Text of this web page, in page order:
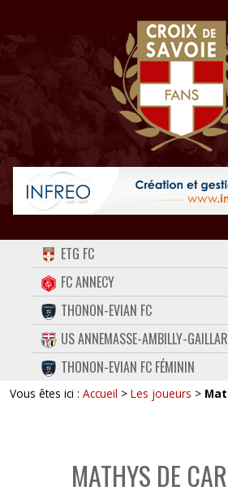
ACCUEIL
FORUM
CONTACT
FACEBOOK
TWITTER
ETG FC
FC ANNECY
THONON-EVIAN FC
US ANNEMASSE-AMBILLY-
THONON-EVIAN FC FÉMININ
Vous êtes ici : Accueil > Les joueurs >
MATHYS DE